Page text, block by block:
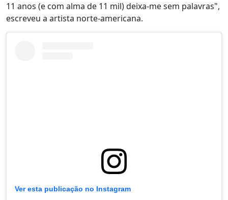
11 anos (e com alma de 11 mil) deixa-me sem palavras",
escreveu a artista norte-americana.
Ver esta publicação no Instagram